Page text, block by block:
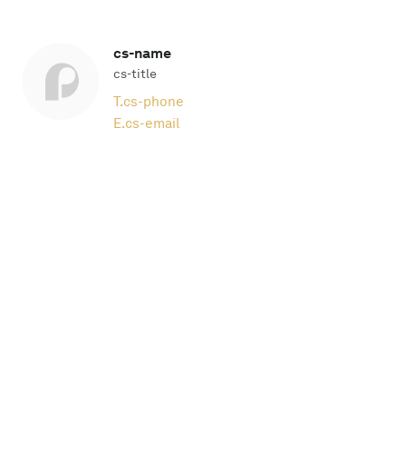
cs-name
cs-title
T.cs-phone
E.cs-email